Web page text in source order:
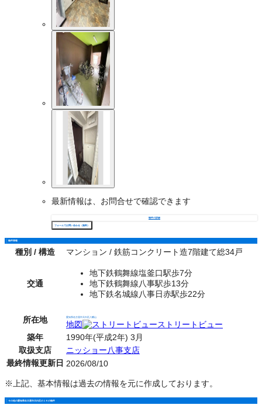
最新情報は、お問合せで確認できます
物件の詳細
フォームでお問い合わせ（無料）
物件情報
種別 / 構造 マンション / 鉄筋コンクリート造7階建て総34戸
交通
地下鉄鶴舞線塩釜口駅歩7分
地下鉄鶴舞線八事駅歩13分
地下鉄名城線八事日赤駅歩22分
所在地 愛知県名古屋市天白区八幡山
地図
ストリートビュー
築年
1990年(平成2年) 3月
取扱支店
ニッショー八事支店
最終情報更新日 2026/08/10
※上記、基本情報は過去の情報を元に作成しております。
その他の愛知県名古屋市天白区の１Ｋの物件